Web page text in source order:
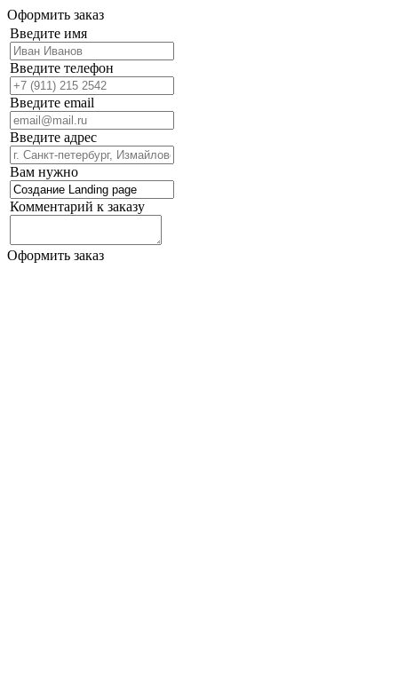
Оформить заказ
Введите имя
Введите телефон
Введите email
Введите адрес
Вам нужно
Комментарий к заказу
Оформить заказ